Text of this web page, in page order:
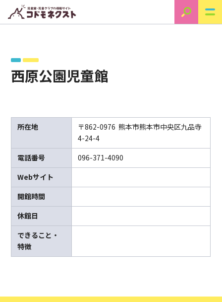
西原公園児童館
所在地
〒862-0976 熊本市熊本市中央区九品寺
4-24-4
電話番号
096-371-4090
Webサイト
開館時間
休館日
できること・
特徴